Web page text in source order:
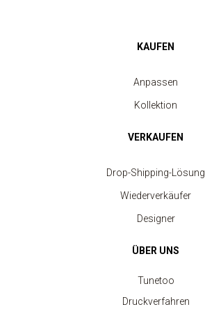
KAUFEN
Anpassen
Kollektion
VERKAUFEN
Drop-Shipping-Lösung
Wiederverkäufer
Designer
ÜBER UNS
Tunetoo
Druckverfahren